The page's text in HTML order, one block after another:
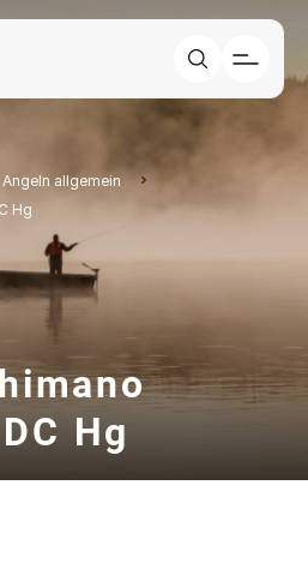
Angeln allgemein
Hg
Hg